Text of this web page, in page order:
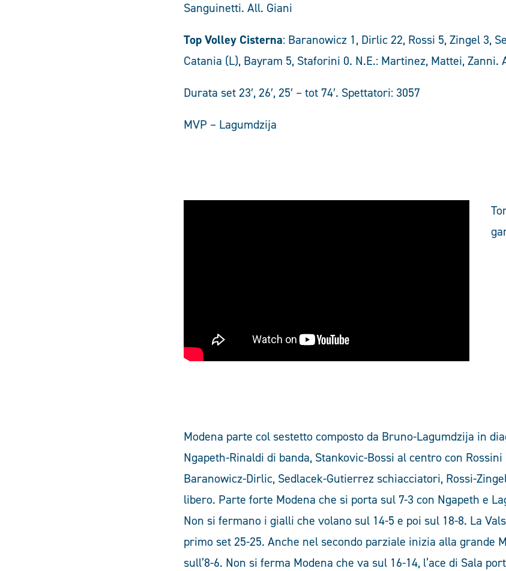
Sanguinetti. All. Giani
Top Volley Cisterna: Baranowicz 1, Dirlic 22, Rossi 5, Zingel 3,
Catania (L), Bayram 5, Staforini 0. N.E.: Martinez, Mattei, Zanni.
Durata set 23′, 26′, 25′ – tot 74′. Spettatori: 3057
MVP – Lagumdzija
Modena parte col sestetto composto da Bruno-Lagumdzija in
Ngapeth-Rinaldi di banda, Stankovic-Bossi al centro con
Baranowicz-Dirlic, Sedlacek-Gutierrez schiacciatori, Rossi-
libero. Parte forte Modena che si porta sul 7-3 con Ngapeth e
Non si fermano i gialli che volano sul 14-5 e poi sul 18-8. La
primo set 25-25. Anche nel secondo parziale inizia alla grande
sull’8-6. Non si ferma Modena che va sul 16-14, l’ace di Sala